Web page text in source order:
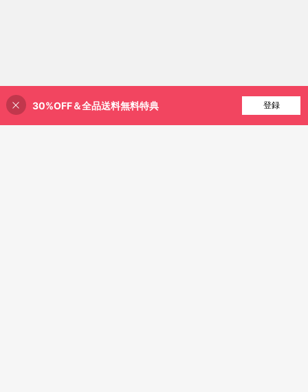
35% 割引！
30%OFF＆全品送料無料特典 登録